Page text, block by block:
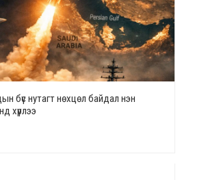
бүс нутагт нөхцөл байдал нэн
хүрлээ